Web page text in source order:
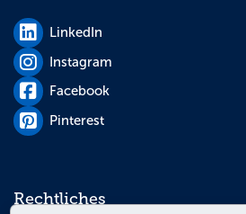
LinkedIn
Instagram
Facebook
Pinterest
Rechtliches